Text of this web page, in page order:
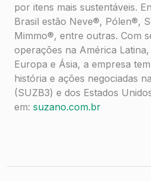
por itens mais sustentáveis.
Brasil estão Neve®, Pólen®,
Mimmo®, entre outras. Com
operações na América
Europa e Ásia, a empresa
história e ações negociadas
(SUZB3) e dos Estados
em: suzano.com.br